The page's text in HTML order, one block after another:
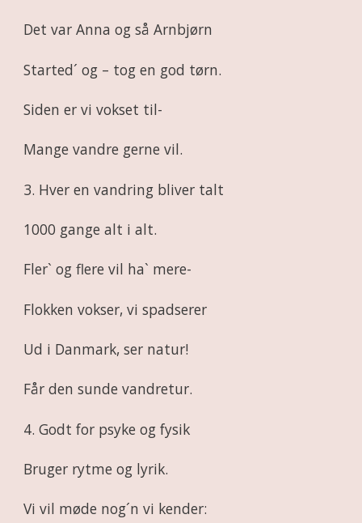
Det var Anna og så Arnbjørn
Started´ og – tog en god tørn.
Siden er vi vokset til-
Mange vandre gerne vil.
3. Hver en vandring bliver talt
1000 gange alt i alt.
Fler` og flere vil ha` mere-
Flokken vokser, vi spadserer
Ud i Danmark, ser natur!
Får den sunde vandretur.
4. Godt for psyke og fysik
Bruger rytme og lyrik.
Vi vil møde nog´n vi kender: